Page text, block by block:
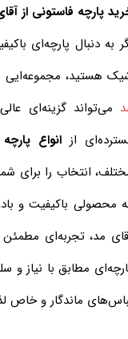
پارچه فاستونی از
به دنبال پارچه‌ای
هستید، مجموعه‌ایی
می‌تواند گزینه‌ای
از انواع
انتخاب را برای
محصولی باکیفیت و
مد، تجربه‌ای
مطابق با نیاز و
ماندگار و خاص